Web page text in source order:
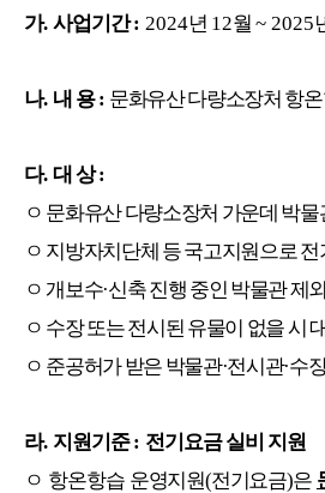
가. 사업기간: 2024년 12월 ~ 2025
나. 내 용: 문화유산 다량소장처 항
다. 대 상:
ㅇ 문화유산 다량소장처 가운데 박물
ㅇ 지방자치단체 등 국고지원으로
ㅇ 개보수·신축 진행 중인 박물관 제외
ㅇ 수장 또는 전시된 유물이 없을 시
ㅇ 준공허가 받은 박물관·전시관·수
라. 지원기준: 전기요금 실비 지원
ㅇ 항온항습 운영지원(전기요금)은